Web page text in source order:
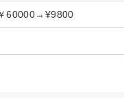
60000→¥9800